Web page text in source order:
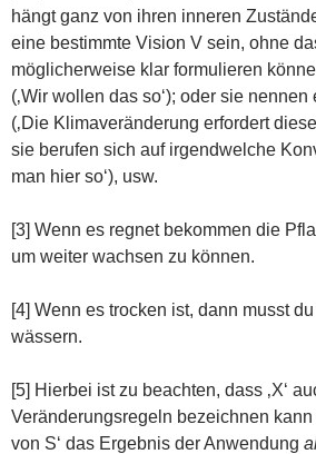
hängt ganz von ihren inneren
eine bestimmte Vision V sein, ohne
möglicherweise klar formulieren
(‚Wir wollen das so‘); oder sie
(‚Die Klimaveränderung erfordert
sie berufen sich auf irgendwelche
man hier so‘), usw.
[3] Wenn es regnet bekommen die
um weiter wachsen zu können.
[4] Wenn es trocken ist, dann musst
wässern.
[5] Hierbei ist zu beachten, dass ‚X‘
Veränderungsregeln bezeichnen
von S‘ das Ergebnis der Anwendung